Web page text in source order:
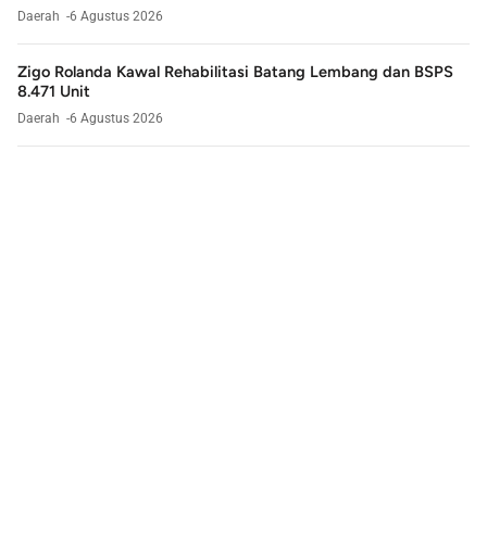
Daerah 6 Agustus 2026
Zigo Rolanda Kawal Rehabilitasi Batang Lembang dan BSPS
8.471 Unit
Daerah 6 Agustus 2026